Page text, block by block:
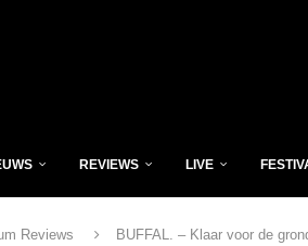
REVIEWS LIVE
Reviews BUFFAL. – Klaar voor de